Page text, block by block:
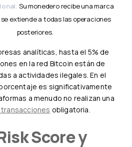
Su monedero recibe una marca
extiende a todas las operaciones
posteriores.
en la red Bitcoin están de
a actividades ilegales. En el
es significativamente
a menudo no realizan una
obligatoria.